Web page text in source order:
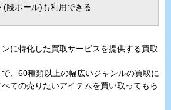
(段ボール)も利用できる
に特化した買取サービスを提供する買取
、60種類以上の幅広いジャンルの買取に
ての売りたいアイテムを買い取ってもら